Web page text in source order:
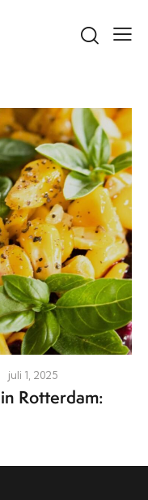
juli 1, 2025
Rotterdam: